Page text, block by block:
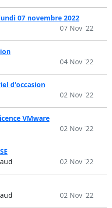
07 novembre 2022
07 Nov '22
04 Nov '22
d'occasion
02 Nov '22
VMware
02 Nov '22
02 Nov '22
02 Nov '22